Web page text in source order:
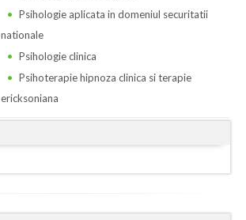
Psihologie aplicata in domeniul securitatii
nationale
Psihologie clinica
Psihoterapie hipnoza clinica si terapie
ericksoniana